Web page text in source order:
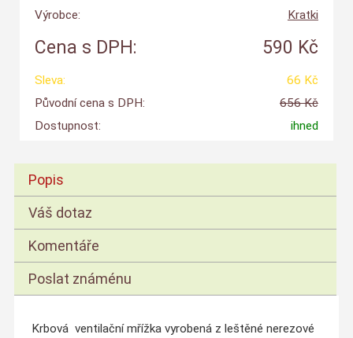
Výrobce:
Kratki
Cena s DPH: 590 Kč
Sleva:
66 Kč
Původní cena s DPH:
656 Kč
Dostupnost:
ihned
Popis
Váš dotaz
Komentáře
Poslat známénu
Krbová ventilační mřížka vyrobená z leštěné nerezové